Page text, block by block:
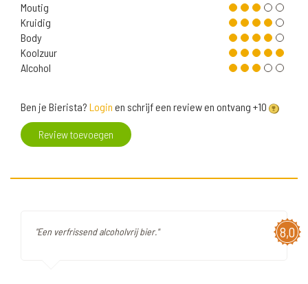
Moutig
Kruidig
Body
Koolzuur
Alcohol
Ben je Bierista? Login en schrijf een review en ontvang +10
Review toevoegen
8,0
"Een verfrissend alcoholvrij bier."